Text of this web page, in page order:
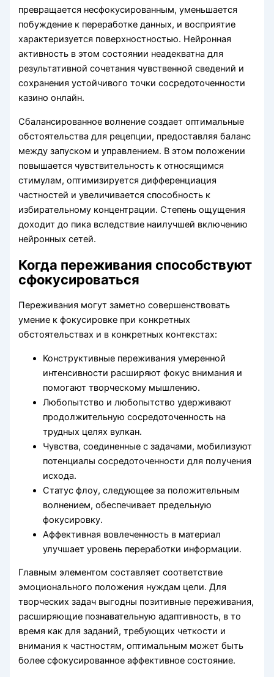
превращается несфокусированным, уменьшается
побуждение к переработке данных, и восприятие
характеризуется поверхностностью. Нейронная
активность в этом состоянии неадекватна для
результативной сочетания чувственной сведений и
сохранения устойчивого точки сосредоточенности
казино онлайн.
Сбалансированное волнение создает оптимальные
обстоятельства для рецепции, предоставляя баланс
между запуском и управлением. В этом положении
повышается чувствительность к относящимся
стимулам, оптимизируется дифференциация
частностей и увеличивается способность к
избирательному концентрации. Степень ощущения
доходит до пика вследствие наилучшей включению
нейронных сетей.
Когда переживания способствуют
сфокусироваться
Переживания могут заметно совершенствовать
умение к фокусировке при конкретных
обстоятельствах и в конкретных контекстах:
Конструктивные переживания умеренной
интенсивности расширяют фокус внимания и
помогают творческому мышлению.
Любопытство и любопытство удерживают
продолжительную сосредоточенность на
трудных целях вулкан.
Чувства, соединенные с задачами, мобилизуют
потенциалы сосредоточенности для получения
исхода.
Статус флоу, следующее за положительным
волнением, обеспечивает предельную
фокусировку.
Аффективная вовлеченность в материал
улучшает уровень переработки информации.
Главным элементом составляет соответствие
эмоционального положения нуждам цели. Для
творческих задач выгодны позитивные переживания,
расширяющие познавательную адаптивность, в то
время как для заданий, требующих четкости и
внимания к частностям, оптимальным может быть
более сфокусированное аффективное состояние.